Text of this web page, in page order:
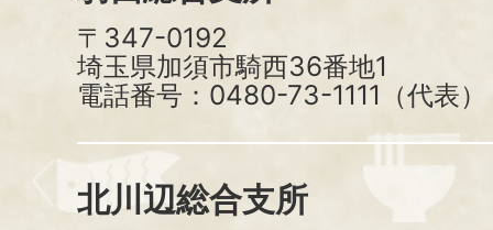
〒347-0192
埼玉県加須市騎西36番地1
電話番号：0480-73-1111（代表）
北川辺総合支所